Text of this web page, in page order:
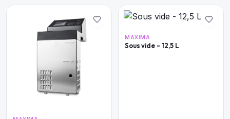
MAXIMA
Sous vide - 12,5 L